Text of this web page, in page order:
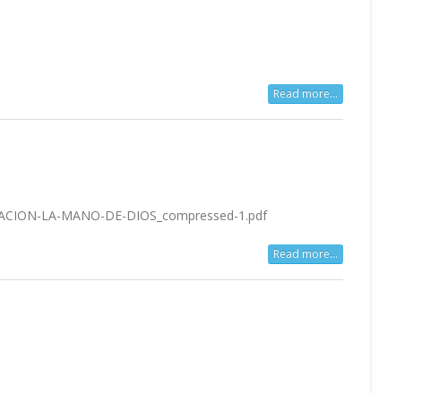
Read more...
LA-MANO-DE-DIOS_compressed-1.pdf
Read more...